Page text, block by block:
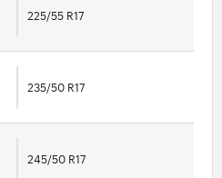
225/55 R17
235/50 R17
245/50 R17